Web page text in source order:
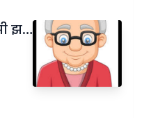
दादी मां को समर्पित प्यारी सी झप्पी (डे ५)